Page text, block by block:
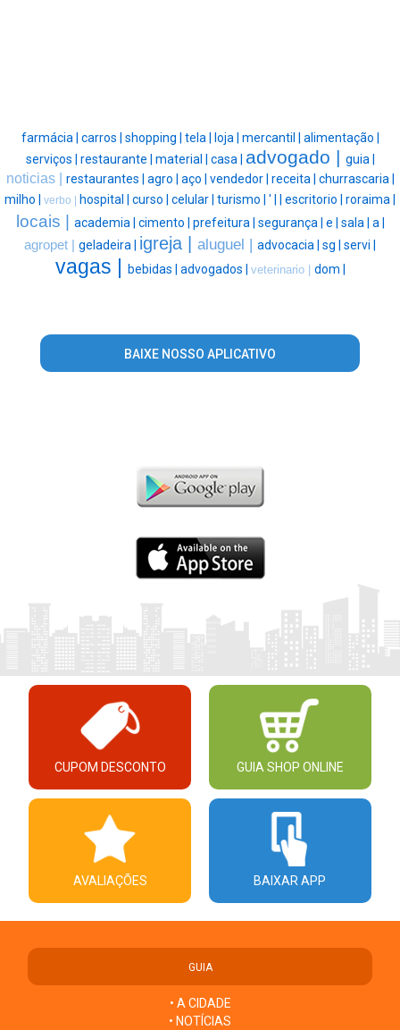
farmácia | carros | shopping | tela | loja | mercantil | alimentação |
serviços | restaurante | material | casa | advogado | guia |
noticias | restaurantes | agro | aço | vendedor | receita | churrascaria |
milho | verbo | hospital | curso | celular | turismo | ' | | escritorio | roraima |
locais | academia | cimento | prefeitura | segurança | e | sala | a |
agropet | geladeira | igreja | aluguel | advocacia | sg | servi |
vagas | bebidas | advogados | veterinario | dom |
BAIXE NOSSO APLICATIVO
CUPOM DESCONTO GUIA SHOP ONLINE
AVALIAÇÕES BAIXAR APP
GUIA
• A CIDADE
• NOTÍCIAS